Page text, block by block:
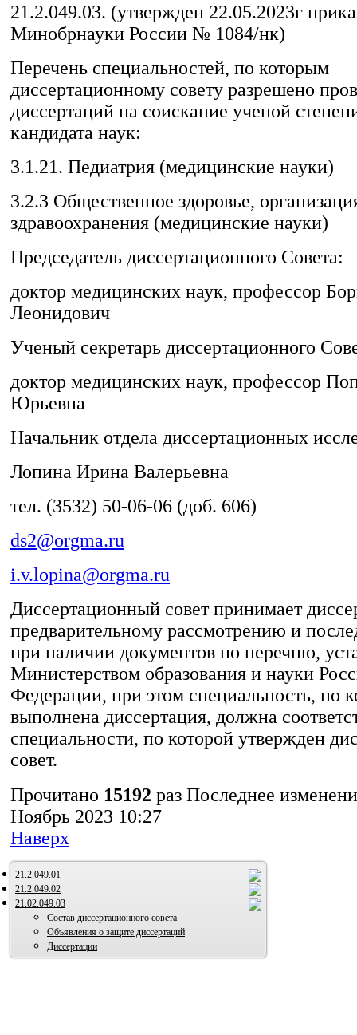
21.2.049.03. (утвержден 22.05.2023г
Минобрнауки России № 1084/нк)
Перечень специальностей, по которым
диссертационному совету разрешено
диссертаций на соискание ученой
кандидата наук:
3.1.21. Педиатрия (медицинские науки)
3.2.3 Общественное здоровье,
здравоохранения (медицинские науки)
Председатель диссертационного Совета:
доктор медицинских наук, профессор
Леонидович
Ученый секретарь диссертационного
доктор медицинских наук, профессор
Юрьевна
Начальник отдела диссертационных
Лопина Ирина Валерьевна
тел. (3532) 50-06-06 (доб. 606)
ds2@orgma.ru
i.v.lopina@orgma.ru
Диссертационный совет принимает
предварительному рассмотрению и
при наличии документов по перечню,
Министерством образования и науки
Федерации, при этом специальность, по
выполнена диссертация, должна
специальности, по которой утвержден
совет.
Титульный лист автореферата
Список научных трудов по
Приказ о составе комиссии по
первичной документации
Акт внедрения
Акт проверки достоверности
документации
Заключение диссертационного
диссертации
Заключение членов комиссии
Заявление принятие диссертации к
защите
Личное согласие официального
Отзыв ведущей организации
Отзыв на автореферат
Отзыв научного руководителя
Отзыв официального оппонента
Оформление титульного листа
Оформление титульного листа
Приказ Минобрнауки России от
утверждении
Сведения о ведущей организации
Сведения о дополнительных членах
Сведения о научном руководителе
Сведения об официальном оппоненте
Согласие ведущей организации
Список документов,представляемых
диссертационный совет
Список публикаций
Стенограмма-образец
Форма заключения
Форма заключения организации
Ходатайство
Прочитано 15192 раз Последнее
Ноябрь 2023 10:27
Наверх
21.2.049.01
21.2.049.02
21.02.049.03
Состав диссертационного совета
Объявления о защите диссертаций
Диссертации